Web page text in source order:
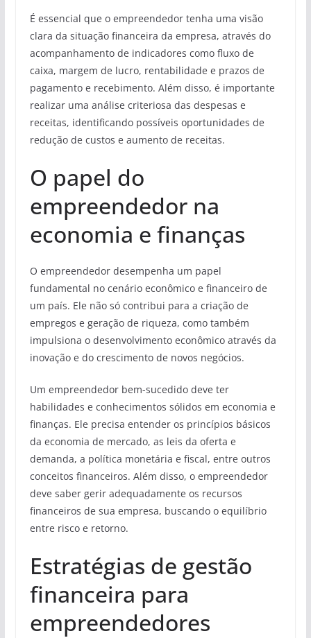
É essencial que o empreendedor tenha uma visão
clara da situação financeira da empresa, através do
acompanhamento de indicadores como fluxo de
caixa, margem de lucro, rentabilidade e prazos de
pagamento e recebimento. Além disso, é importante
realizar uma análise criteriosa das despesas e
receitas, identificando possíveis oportunidades de
redução de custos e aumento de receitas.
O papel do
empreendedor na
economia e finanças
O empreendedor desempenha um papel
fundamental no cenário econômico e financeiro de
um país. Ele não só contribui para a criação de
empregos e geração de riqueza, como também
impulsiona o desenvolvimento econômico através da
inovação e do crescimento de novos negócios.
Um empreendedor bem-sucedido deve ter
habilidades e conhecimentos sólidos em economia e
finanças. Ele precisa entender os princípios básicos
da economia de mercado, as leis da oferta e
demanda, a política monetária e fiscal, entre outros
conceitos financeiros. Além disso, o empreendedor
deve saber gerir adequadamente os recursos
financeiros de sua empresa, buscando o equilíbrio
entre risco e retorno.
Estratégias de gestão
financeira para
empreendedores